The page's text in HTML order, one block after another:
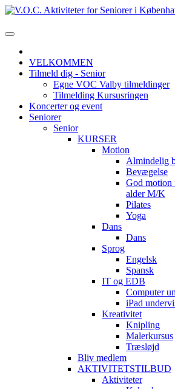
VELKOMMEN
Tilmeld dig - Senior
Egne VOC Valby tilmeldinger
Tilmelding Kursusringen
Koncerter og event
Seniorer
Senior
KURSER
Motion
Almindelig
Bevægelse
God motion
alder M/K
Pilates
Yoga
Dans
Dans
Sprog
Engelsk
Spansk
IT og EDB
Computer
iPad
Kreativitet
Knipling
Malerkursus
Træsløjd
Bliv medlem
AKTIVITETSTILBUD
Aktiviteter